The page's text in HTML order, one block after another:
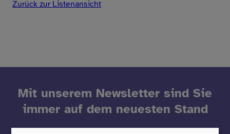
Zurück zur Listenansicht
Mit unserem Newsletter sind Sie
immer auf dem neuesten Stand